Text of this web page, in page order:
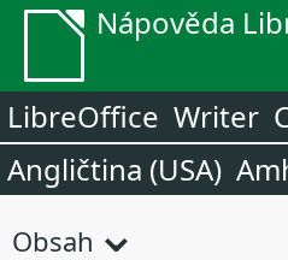
Nápověda
LibreOffice Writer
Angličtina (USA)
Obsah